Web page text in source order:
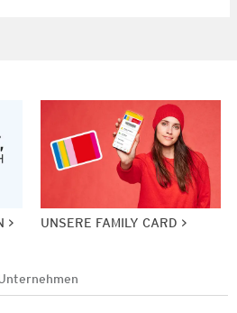
UNSERE FAMILY CARD